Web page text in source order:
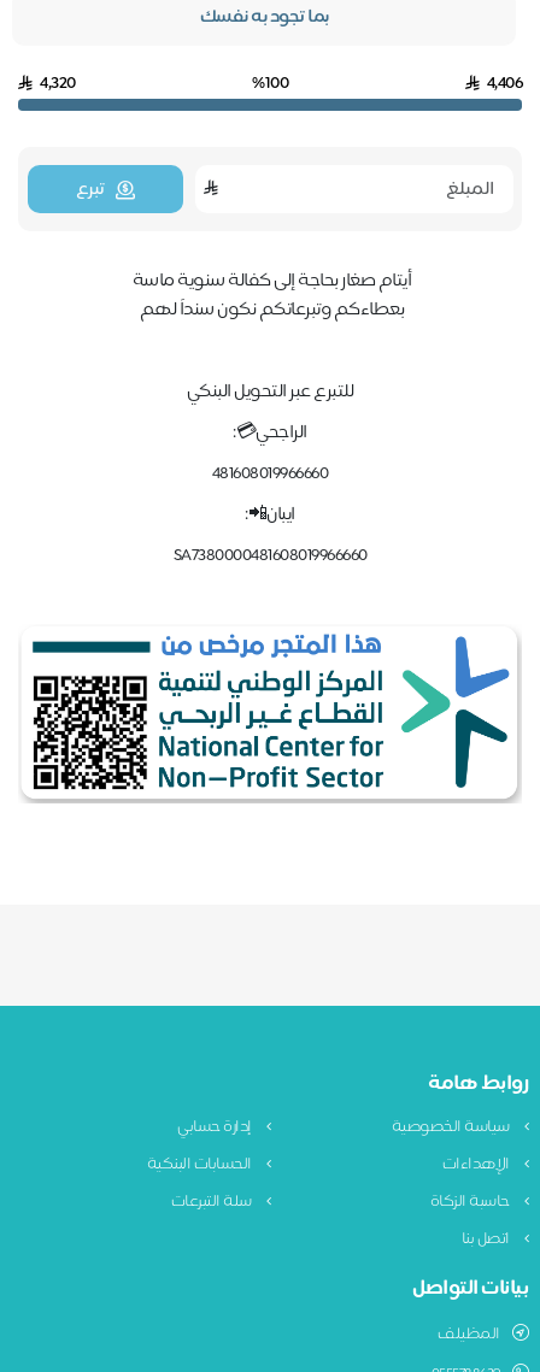
بما تجود به نفسك
4,406
%100
4,320
تبرع
أيتام صغار بحاجة إلى كفالة سنوية ماسة
بعطاءكم وتبرعاتكم نكون سنداً لهم
للتبرع عبر التحويل البنكي
الراجحي💳:
481608019966660
ايبان📲:
SA7380000481608019966660
روابط هامة
سياسة الخصوصية
إدارة حسابي
الإهداءات
الحسابات البنكية
حاسبة الزكاة
سلة التبرعات
اتصل بنا
بيانات التواصل
المظيلف